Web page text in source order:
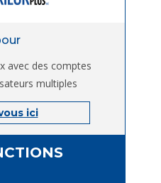
avec des comptes
multiples
ici